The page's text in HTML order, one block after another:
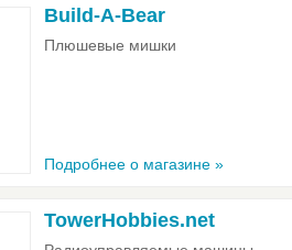
Build-A-Bear
Плюшевые мишки
Подробнее о магазине »
TowerHobbies.net